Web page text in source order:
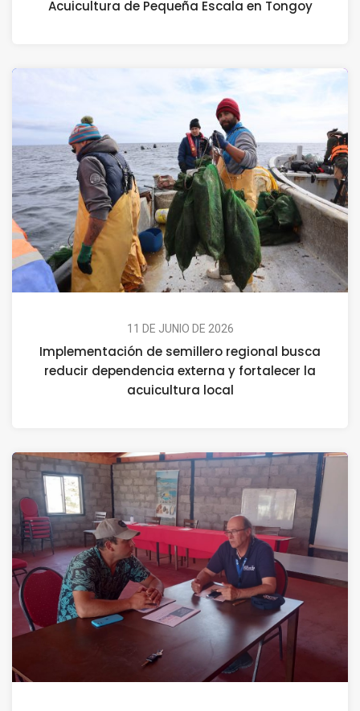
Acuicultura de Pequeña Escala en Tongoy
11 DE JUNIO DE 2026
Implementación de semillero regional busca
reducir dependencia externa y fortalecer la
acuicultura local